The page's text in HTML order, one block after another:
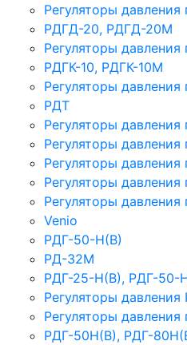
Регуляторы давления
РДГД-20, РДГД-20М
Регуляторы давления
РДГК-10, РДГК-10М
Регуляторы давления
РДТ
Регуляторы
Регуляторы
Регуляторы давления
Регуляторы
Регуляторы давления
Venio
РДГ-50-Н(В)
РД-32М
РДГ-25-Н(В), РДГ-50-
Регуляторы давления
Регуляторы давления
РДГ-50Н(В), РДГ-